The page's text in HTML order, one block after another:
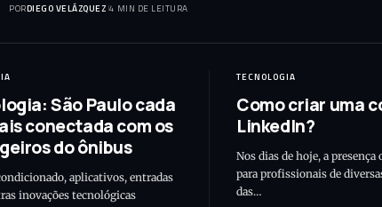
PORDIEGO VELÁZQUEZ 4 MIN DE LEITURA
São Paulo cada
conectada com os
do ônibus
aplicativos, entradas
inovações tecnológicas
TECNOLOGIA
Como criar uma
LinkedIn?
Nos dias de hoje, a presença
para profissionais de
das…